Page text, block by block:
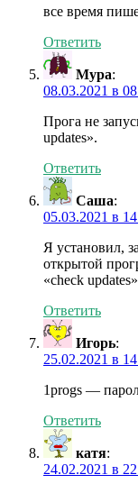
все время
Ответить
Мура:
08.03.2021 в
Прога не
updates».
Ответить
Саша:
05.03.2021 в
Я установил,
открытой
«check
Ответить
Игорь:
25.02.2021 в
1progs —
Ответить
катя:
24.02.2021 в